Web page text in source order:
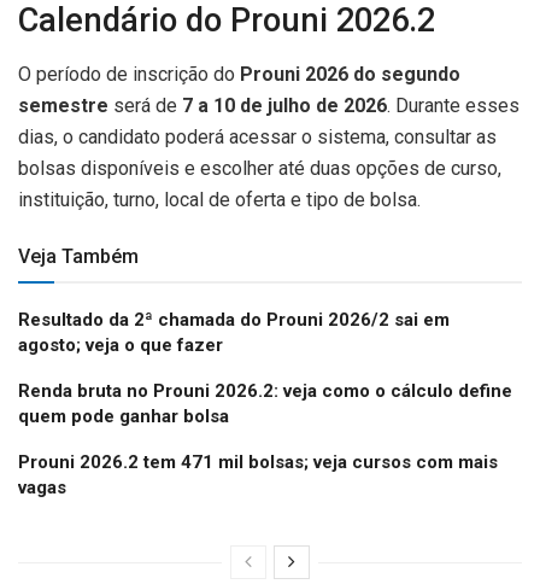
Calendário do Prouni 2026.2
O período de inscrição do Prouni 2026 do segundo
semestre será de 7 a 10 de julho de 2026. Durante esses
dias, o candidato poderá acessar o sistema, consultar as
bolsas disponíveis e escolher até duas opções de curso,
instituição, turno, local de oferta e tipo de bolsa.
Veja Também
Resultado da 2ª chamada do Prouni 2026/2 sai em
agosto; veja o que fazer
Renda bruta no Prouni 2026.2: veja como o cálculo define
quem pode ganhar bolsa
Prouni 2026.2 tem 471 mil bolsas; veja cursos com mais
vagas